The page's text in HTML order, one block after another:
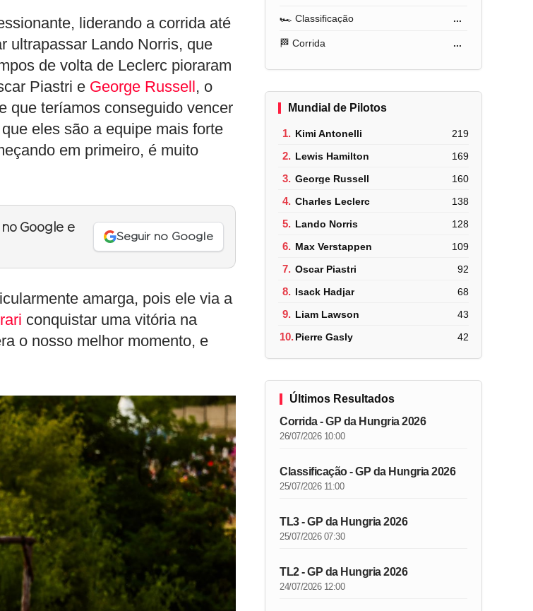
liderando a corrida até
ultrapassar Lando Norris, que
de volta de Leclerc pioraram
Piastri e George Russell, o
que teríamos conseguido vencer
eles são a equipe mais forte
em primeiro, é muito
Google e
Seguir no Google
amarga, pois ele via a
conquistar uma vitória na
o nosso melhor momento, e
🏎️ Classificação ...
🏁 Corrida ...
Mundial de Pilotos
1. Kimi Antonelli 219
2. Lewis Hamilton 169
3. George Russell 160
4. Charles Leclerc 138
5. Lando Norris 128
6. Max Verstappen 109
7. Oscar Piastri 92
8. Isack Hadjar 68
9. Liam Lawson 43
10.Pierre Gasly 42
Últimos Resultados
Corrida - GP da Hungria 2026
26/07/2026 10:00
Classificação - GP da Hungria 2026
25/07/2026 11:00
TL3 - GP da Hungria 2026
25/07/2026 07:30
TL2 - GP da Hungria 2026
24/07/2026 12:00